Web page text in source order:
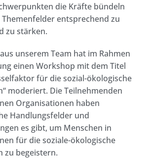
die Kräfte bündeln
entsprechend zu
zu stärken.
aus unserem Team hat im Rahmen
einen Workshop mit dem Titel
für die sozial-ökologische
moderiert. Die Teilnehmenden
Organisationen haben
Handlungsfelder und
es gibt, um Menschen in
für die soziale-ökologische
zu begeistern.